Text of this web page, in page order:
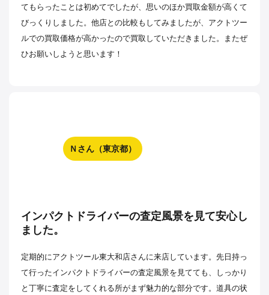
てもらったことは初めてでしたが、思いのほか買取金額が高くて
びっくりしました。他店との比較もしてみましたが、アクトツー
ルでの買取価格が高かったので買取していただきました。またぜ
ひお願いしようと思います！
Ｎさん（東京都）
インパクトドライバーの査定風景を見て安心し
ました。
定期的にアクトツール東大和店さんに来店しています。先日持っ
て行ったインパクトドライバーの査定風景を見てても、しっかり
と丁寧に査定をしてくれる所がまず魅力的な部分です。道具の状